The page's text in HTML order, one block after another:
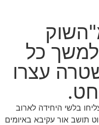
כל
עצרו
היחידה לארוב
אור עקיבא באיומים